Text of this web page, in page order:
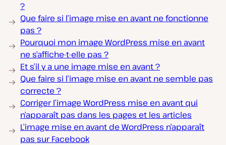
?
Que faire si l’image mise en avant ne fonctionne
pas ?
Pourquoi mon image WordPress mise en avant
ne s’affiche-t-elle pas ?
Et s’il y a une image mise en avant ?
Que faire si l’image mise en avant ne semble pas
correcte ?
Corriger l’image WordPress mise en avant qui
n’apparaît pas dans les pages et les articles
L’image mise en avant de WordPress n’apparaît
pas sur Facebook